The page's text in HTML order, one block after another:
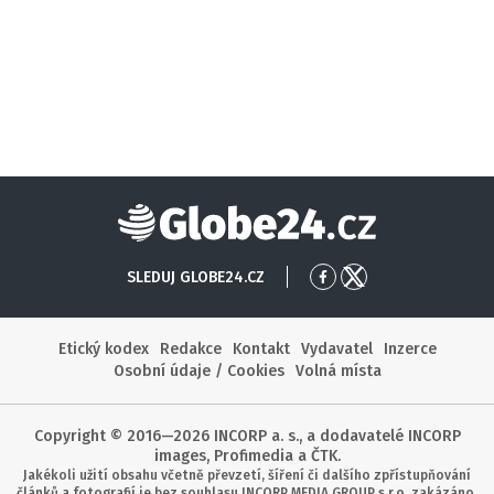
Globe24
SLEDUJ GLOBE24.CZ
PřejítPřejít
Etický kodex
Redakce Kontakt Vydavatel
Inzerce
Osobní údaje / Cookies
Volná místa
Copyright © 2016—2026 INCORP a. s., a dodavatelé INCORP
images, Profimedia a ČTK.
Jakékoli užití obsahu včetně převzetí, šíření či dalšího zpřístupňování